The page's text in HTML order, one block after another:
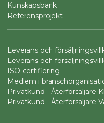
Kunskapsbank
Referensprojekt
Leverans och
Leverans och
ISO-certifiering
Medlem i
Privatkund - Återförsäljare
Privatkund - Återförsäljare